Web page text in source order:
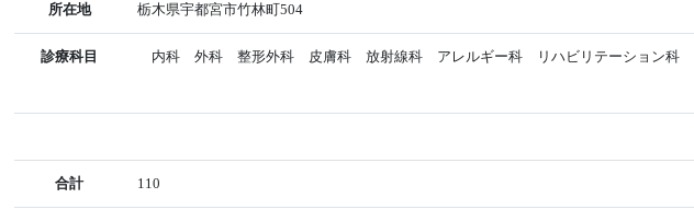
所在地 栃木県宇都宮市竹林町504
診療科目 内科 外科 整形外科 皮膚科 放射線科 アレルギー科 リハビリテーション
合計 110